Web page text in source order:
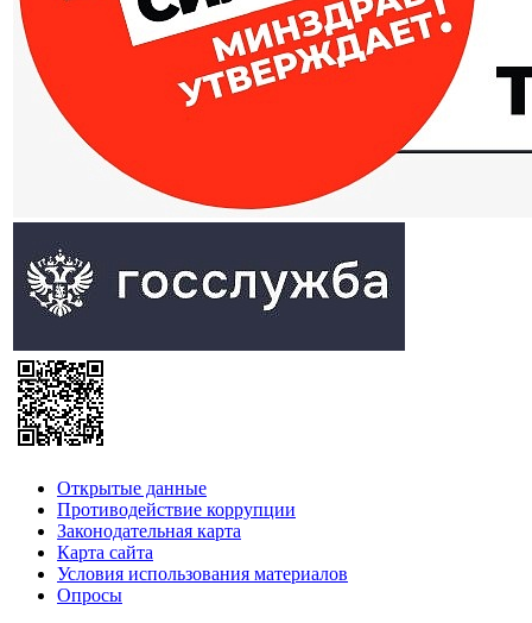
Открытые данные
Противодействие коррупции
Законодательная карта
Карта сайта
Условия использования материалов
Опросы